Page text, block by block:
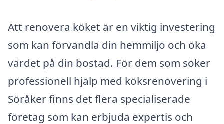
Att renovera köket är en viktig investering
som kan förvandla din hemmiljö och öka
värdet på din bostad. För dem som söker
professionell hjälp med köksrenovering i
Söråker finns det flera specialiserade
företag som kan erbjuda expertis och